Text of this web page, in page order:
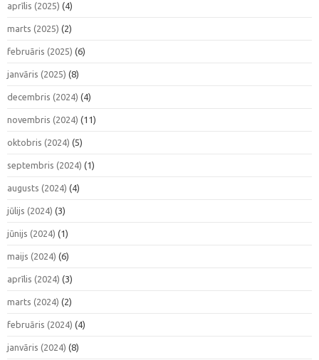
aprīlis (2025) (4)
marts (2025) (2)
februāris (2025) (6)
janvāris (2025) (8)
decembris (2024) (4)
novembris (2024) (11)
oktobris (2024) (5)
septembris (2024) (1)
augusts (2024) (4)
jūlijs (2024) (3)
jūnijs (2024) (1)
maijs (2024) (6)
aprīlis (2024) (3)
marts (2024) (2)
februāris (2024) (4)
janvāris (2024) (8)